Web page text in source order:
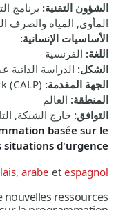
الشؤون التقنية: برنامج
المأوى, المياه والصرف
الأساسيات الإنسانية:
اللغة: الفرنسية
الشكل: الدراسة الذاتية
الجهة المقدمة:
(CALP)
المنطقة: العالم
التوافق: خارج الشبكة,
basée sur le
situations d'urgence
, arabe et espagnol
nouvelles ressources